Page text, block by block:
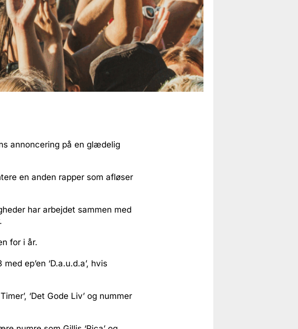
annoncering på en glædelig
en anden rapper som afløser
har arbejdet sammen med
for i år.
ep’en ‘D.a.u.d.a’, hvis
‘Det Gode Liv’ og nummer